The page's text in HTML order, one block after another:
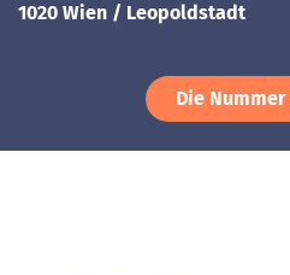
1020 Wien / Leopoldstadt
Die Nummer